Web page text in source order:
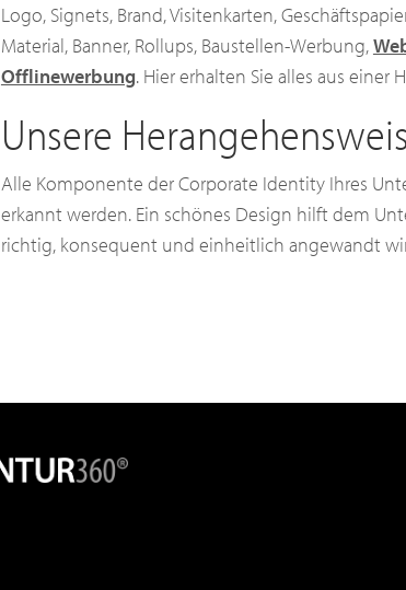
Logo, Signets, Brand, Visitenkarten,
Material, Banner, Rollups, Baustellen-Werbung,
Offlinewerbung. Hier erhalten Sie alles aus einer
Unsere
Alle Komponente der Corporate Identity Ihres
erkannt werden. Ein schönes Design hilft dem
richtig, konsequent und einheitlich angewandt